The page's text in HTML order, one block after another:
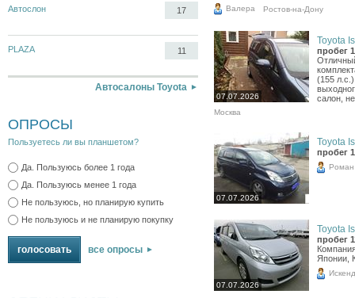
Автослон 17
PLAZA 11
Автосалоны Toyota
ОПРОСЫ
Пользуетесь ли вы планшетом?
Да. Пользуюсь более 1 года
Да. Пользуюсь менее 1 года
Не пользуюсь, но планирую купить
Не пользуюсь и не планирую покупку
все опросы
Валера Ростов-на-Дону
07.07.2026
Toyota
пробег
(155
салон,
Москва
07.07.2026
Toyota
пробег
Роман
07.07.2026
Toyota
пробег
Японии,